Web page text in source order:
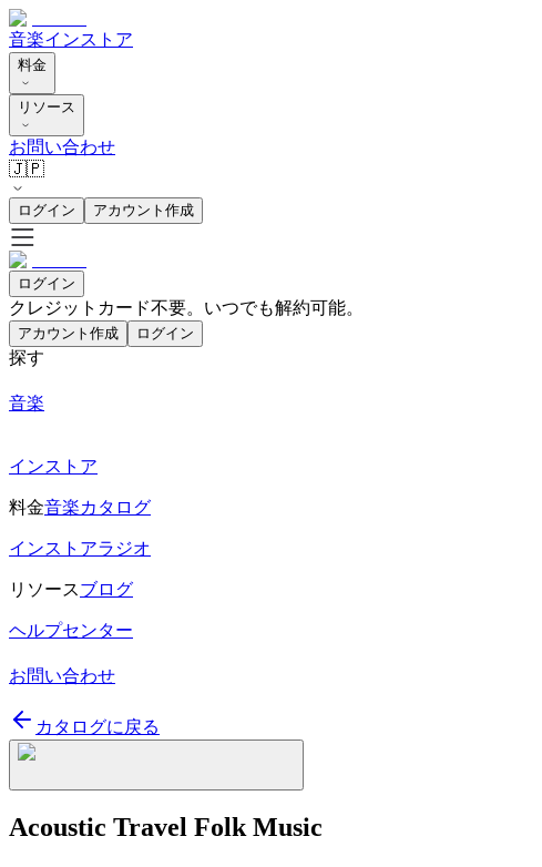
音楽インストア
料金
リソース
お問い合わせ
🇯🇵
ログイン アカウント作成
ログイン
クレジットカード不要。いつでも解約可能。
アカウント作成 ログイン
探す
音楽
インストア
料金音楽カタログ
インストアラジオ
リソースブログ
ヘルプセンター
お問い合わせ
カタログに戻る
Acoustic Travel Folk Music